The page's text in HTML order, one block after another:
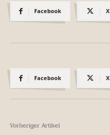
Facebook X
Facebook X
Vorheriger Artikel